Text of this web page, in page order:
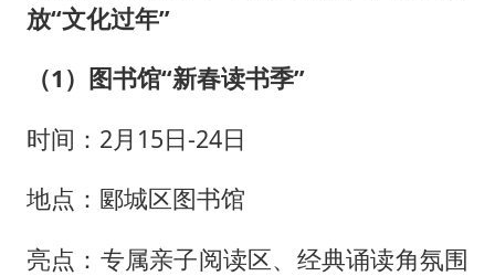
放“文化过年”
（1）图书馆“新春读书季”
时间：2月15日-24日
地点：郾城区图书馆
亮点：专属亲子阅读区、经典诵读角氛围